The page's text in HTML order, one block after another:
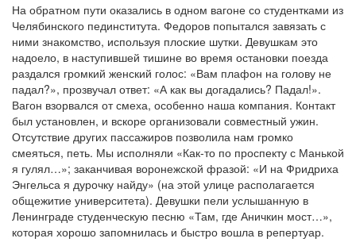
На обратном пути оказались в одном вагоне со студентками из
Челябинского пединститута. Федоров попытался завязать с
ними знакомство, используя плоские шутки. Девушкам это
надоело, в наступившей тишине во время остановки поезда
раздался громкий женский голос: «Вам плафон на голову не
падал?», прозвучал ответ: «А как вы догадались? Падал!».
Вагон взорвался от смеха, особенно наша компания. Контакт
был установлен, и вскоре организовали совместный ужин.
Отсутствие других пассажиров позволила нам громко
смеяться, петь. Мы исполняли «Как-то по проспекту с Манькой
я гулял…»; заканчивая воронежской фразой: «И на Фридриха
Энгельса я дурочку найду» (на этой улице располагается
общежитие университета). Девушки пели услышанную в
Ленинграде студенческую песню «Там, где Аничкин мост…»,
которая хорошо запомнилась и быстро вошла в репертуар.